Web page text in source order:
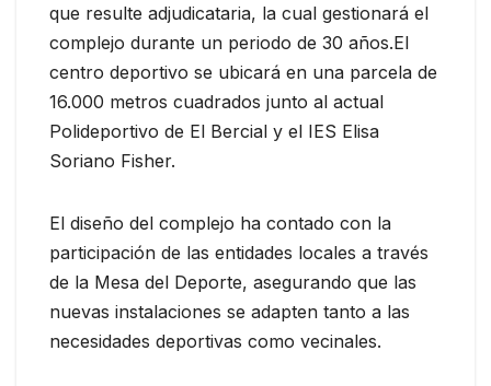
que resulte adjudicataria, la cual gestionará el
complejo durante un periodo de 30 años.El
centro deportivo se ubicará en una parcela de
16.000 metros cuadrados junto al actual
Polideportivo de El Bercial y el IES Elisa
Soriano Fisher.
El diseño del complejo ha contado con la
participación de las entidades locales a través
de la Mesa del Deporte, asegurando que las
nuevas instalaciones se adapten tanto a las
necesidades deportivas como vecinales.